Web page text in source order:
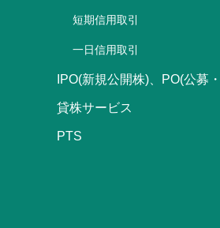
短期信用取引
一日信用取引
IPO(新規公開株)、PO(公募
貸株サービス
PTS